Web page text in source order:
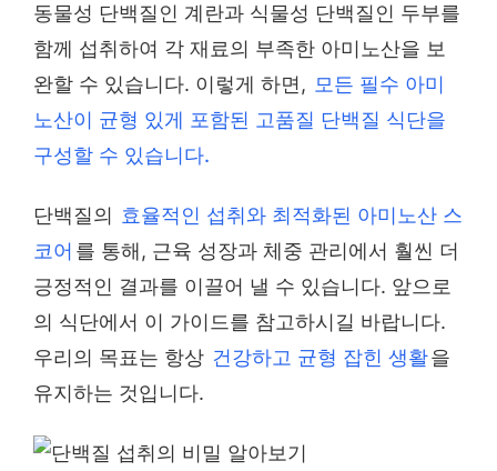
동물성 단백질인 계란과 식물성 단백질인 두부를
함께 섭취하여 각 재료의 부족한 아미노산을 보
완할 수 있습니다. 이렇게 하면, 모든 필수 아미
노산이 균형 있게 포함된 고품질 단백질 식단을
구성할 수 있습니다.
단백질의 효율적인 섭취와 최적화된 아미노산 스
코어 를 통해, 근육 성장과 체중 관리에서 훨씬 더
긍정적인 결과를 이끌어 낼 수 있습니다. 앞으로
의 식단에서 이 가이드를 참고하시길 바랍니다.
우리의 목표는 항상 건강하고 균형 잡힌 생활을
유지하는 것입니다.